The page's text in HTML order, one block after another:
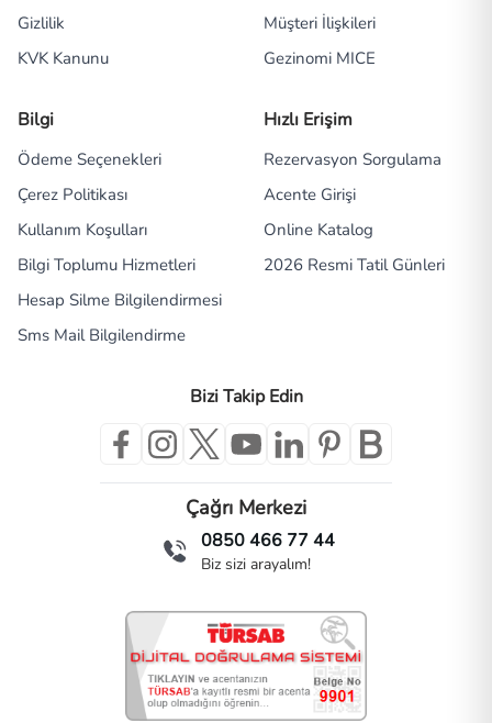
Gizlilik
KVK Kanunu
Müşteri İlişkileri
Gezinomi MICE
Bilgi
Ödeme Seçenekleri
Çerez Politikası
Kullanım Koşulları
Bilgi Toplumu Hizmetleri
Hesap Silme Bilgilendirmesi
Sms Mail Bilgilendirme
Hızlı Erişim
Rezervasyon Sorgulama
Acente Girişi
Online Katalog
2026 Resmi Tatil Günleri
Bizi Takip Edin
Çağrı Merkezi
0850 466 77 44
Biz sizi arayalım!